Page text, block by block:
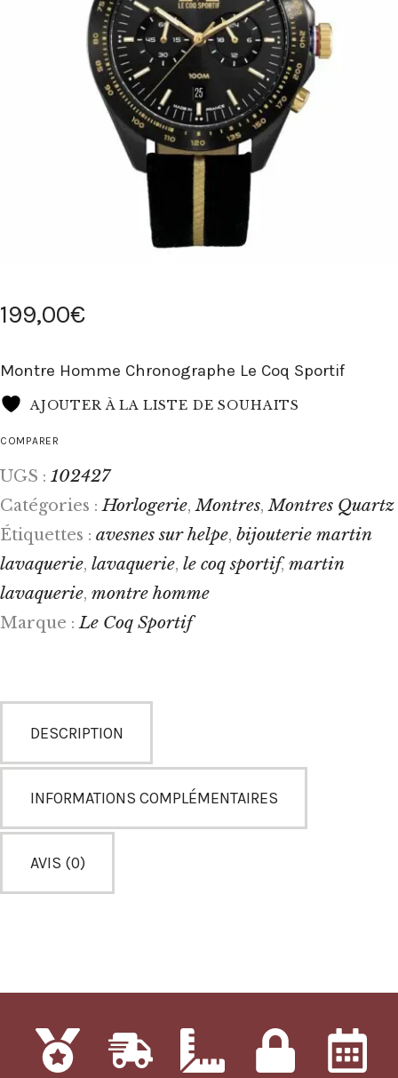
199,00€
Montre Homme Chronographe Le Coq Sportif
AJOUTER À LA LISTE DE SOUHAITS
COMPARER
UGS : 102427
Catégories :Horlogerie,Montres,Montres Quartz
Étiquettes : avesnes sur helpe, bijouterie martin
lavaquerie, lavaquerie, le coq sportif,martin
lavaquerie, montre homme
Marque :Le Coq Sportif
DESCRIPTION
INFORMATIONS COMPLÉMENTAIRES
AVIS (0)